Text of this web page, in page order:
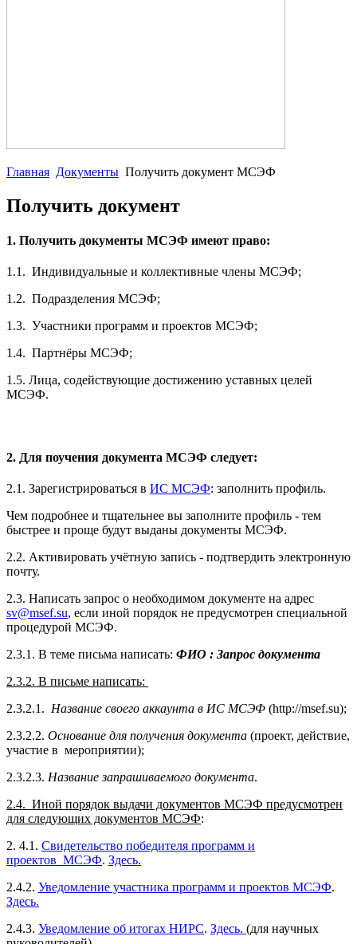
Главная Документы Получить документ МСЭФ
Получить документ
1. Получить документы МСЭФ имеют право:
1.1. Индивидуальные и коллективные члены МСЭФ;
1.2. Подразделения МСЭФ;
1.3. Участники программ и проектов МСЭФ;
1.4. Партнёры МСЭФ;
1.5. Лица, содействующие достижению уставных целей
МСЭФ.
2. Для поучения документа МСЭФ следует:
2.1. Зарегистрироваться в ИС МСЭФ: заполнить профиль.
Чем подробнее и тщательнее вы заполните профиль - тем
быстрее и проще будут выданы документы МСЭФ.
2.2. Активировать учётную запись - подтвердить электронную
почту.
2.3. Написать запрос о необходимом документе на адрес
sv@msef.su, если иной порядок не предусмотрен специальной
процедурой МСЭФ.
2.3.1. В теме письма написать: ФИО : Запрос документа
2.3.2. В письме написать:
2.3.2.1. Название своего аккаунта в ИС МСЭФ (http://msef.su);
2.3.2.2. Основание для получения документа (проект, действие,
участие в мероприятии);
2.3.2.3. Название запрашиваемого документа.
2.4. Иной порядок выдачи документов МСЭФ предусмотрен
для следующих документов МСЭФ:
2. 4.1. Свидетельство победителя программ и
проектов МСЭФ. Здесь.
2.4.2. Уведомление участника программ и проектов МСЭФ.
Здесь.
2.4.3. Уведомление об итогах НИРС. Здесь. (для научных